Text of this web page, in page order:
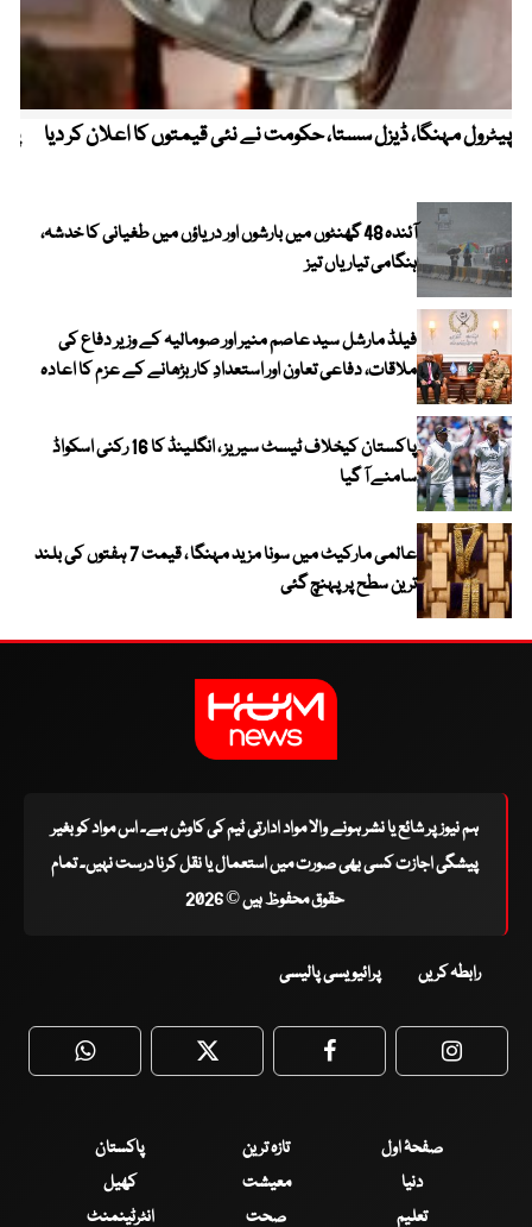
پیٹرول مہنگا، ڈیزل سستا، حکومت نے نئی قیمتوں کا اعلان کر دیا
آئندہ 48 گھنٹوں میں بارشوں اور دریاؤں میں طغیانی کا خدشہ،
ہنگامی تیاریاں تیز
فیلڈ مارشل سید عاصم منیر اور صومالیہ کے وزیر دفاع کی
ملاقات، دفاعی تعاون اور استعدادِ کار بڑھانے کے عزم کا اعادہ
پاکستان کیخلاف ٹیسٹ سیریز ، انگلینڈ کا 16 رکنی اسکواڈ
سامنے آ گیا
عالمی مارکیٹ میں سونا مزید مہنگا ، قیمت 7 ہفتوں کی بلند
ترین سطح پر پہنچ گئی
ہم نیوز پر شائع یا نشر ہونے والا مواد ادارتی ٹیم کی کاوش ہے۔ اس مواد کو بغیر
پیشگی اجازت کسی بھی صورت میں استعمال یا نقل کرنا درست نہیں۔ تمام
حقوق محفوظ ہیں © 2026
رابطہ کریں پرائیویسی پالیسی
WhatsApp Twitter Facebook
صفحۂ اول تازہ ترین
پاکستان
دنیا
معیشت
کھیل
تعلیم
صحت انٹرٹینمنٹ